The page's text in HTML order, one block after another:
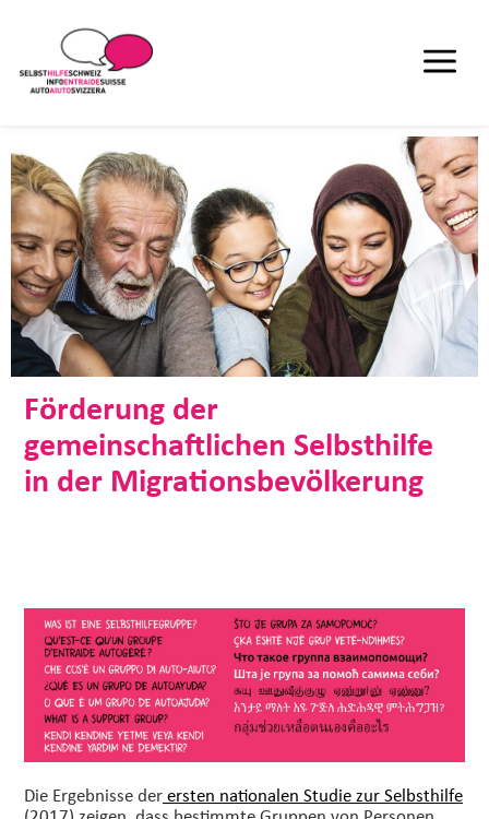
Förderung der
gemeinschaftlichen Selbsthilfe
in der Migrationsbevölkerung
Die Ergebnisse derersten nationalen Studie zur Selbsthilfe